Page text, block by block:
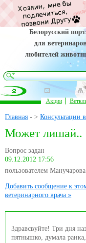
Белорусский
для
любителей
Главная - > Консультации
Может лишай..
Вопрос задан
09.12.2012 17:56
пользователем Манучарова
Добавить сообщение к
ветеринарного врача »
Здравсвуйте! Три дня
пятнышко, думала
Акции